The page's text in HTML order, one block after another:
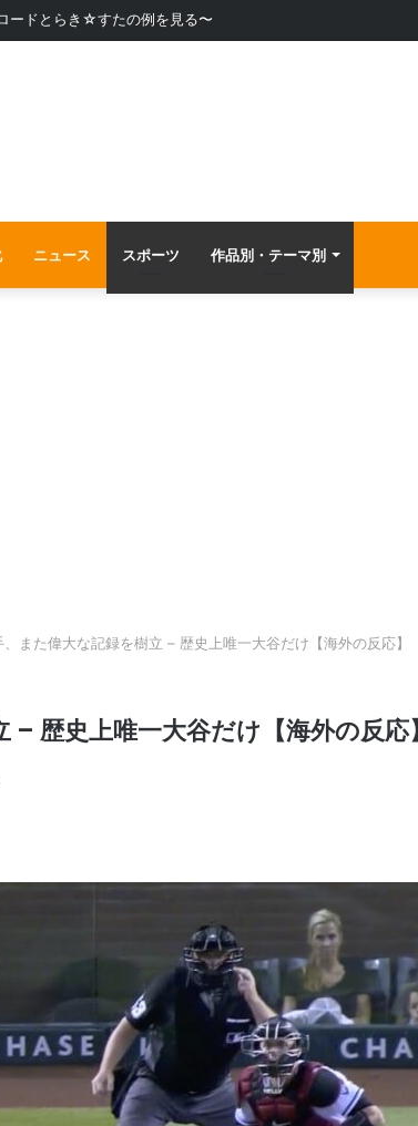
ードとらき☆すたの例を見る〜
ニュース スポーツ 作品別・テーマ別
また偉大な記録を樹立 – 歴史上唯一大谷だけ【海外の反応】
歴史上唯一大谷だけ【海外の反応】